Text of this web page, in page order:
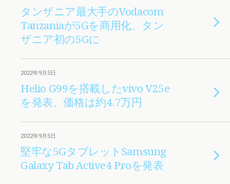
タンザニア最大手のVodacom
Tanzaniaが5Gを商用化、タン
ザニア初の5Gに
2022年9月5日
Helio G99を搭載したvivo V25e
を発表、価格は約4.7万円
2022年9月5日
堅牢な5GタブレットSamsung
Galaxy Tab Active4 Proを発表